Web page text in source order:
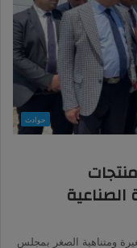
حوادث
ومتناهية الصغر بمجلس